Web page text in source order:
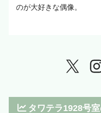
のが大好きな偶像。
タワテラ1928号